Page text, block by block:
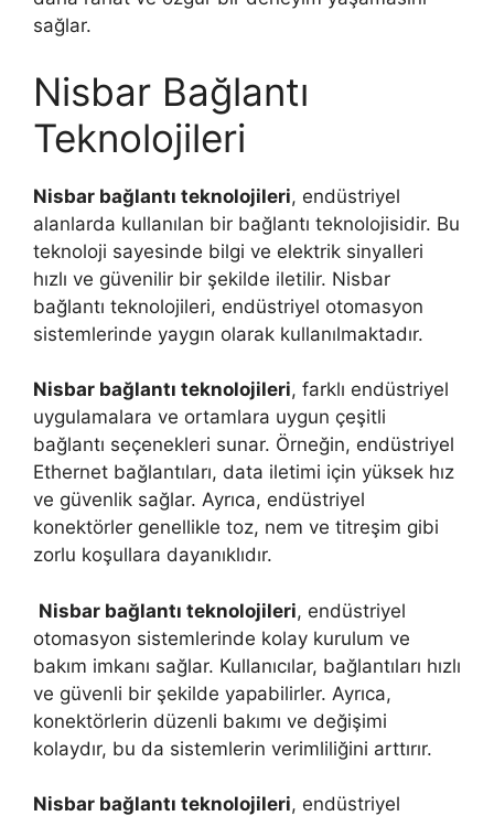
sağlar.
Nisbar Bağlantı
Teknolojileri
Nisbar bağlantı teknolojileri, endüstriyel
alanlarda kullanılan bir bağlantı teknolojisidir. Bu
teknoloji sayesinde bilgi ve elektrik sinyalleri
hızlı ve güvenilir bir şekilde iletilir. Nisbar
bağlantı teknolojileri, endüstriyel otomasyon
sistemlerinde yaygın olarak kullanılmaktadır.
Nisbar bağlantı teknolojileri, farklı endüstriyel
uygulamalara ve ortamlara uygun çeşitli
bağlantı seçenekleri sunar. Örneğin, endüstriyel
Ethernet bağlantıları, data iletimi için yüksek hız
ve güvenlik sağlar. Ayrıca, endüstriyel
konektörler genellikle toz, nem ve titreşim gibi
zorlu koşullara dayanıklıdır.
Nisbar bağlantı teknolojileri, endüstriyel
otomasyon sistemlerinde kolay kurulum ve
bakım imkanı sağlar. Kullanıcılar, bağlantıları hızlı
ve güvenli bir şekilde yapabilirler. Ayrıca,
konektörlerin düzenli bakımı ve değişimi
kolaydır, bu da sistemlerin verimliliğini arttırır.
Nisbar bağlantı teknolojileri, endüstriyel